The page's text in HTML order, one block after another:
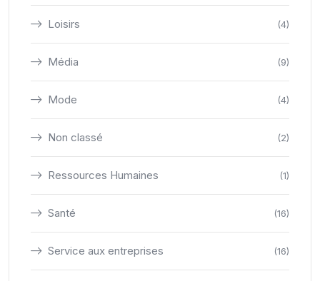
Loisirs (4)
Média (9)
Mode (4)
Non classé (2)
Ressources Humaines (1)
Santé (16)
Service aux entreprises (16)